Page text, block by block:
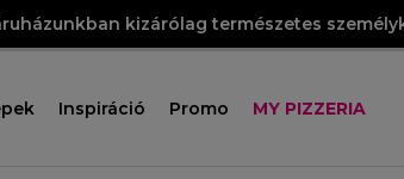
kizárólag természetes
Inspiráció Promo MY PIZZERIA